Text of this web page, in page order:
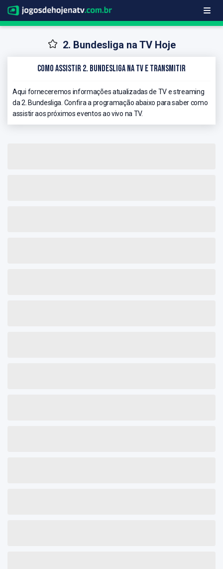
2. Bundesliga na TV Hoje
Como Assistir 2. Bundesliga na TV e Transmitir
Aqui forneceremos informações atualizadas de TV e streaming
da 2. Bundesliga. Confira a programação abaixo para saber como
assistir aos próximos eventos ao vivo na TV.